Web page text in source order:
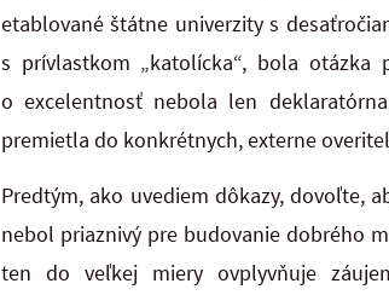
etablované štátne univerzity s
s prívlastkom „katolícka“, bola otázka
o excelentnosť nebola len
premietla do konkrétnych, externe
Predtým, ako uvediem dôkazy, dovoľte,
nebol priaznivý pre budovanie dobrého
ten do veľkej miery ovplyvňuje